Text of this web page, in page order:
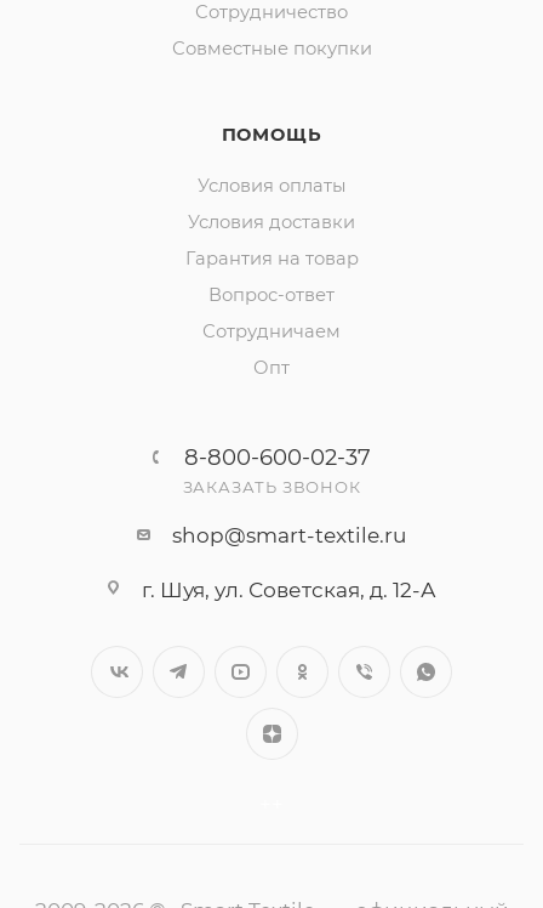
Сотрудничество
Совместные покупки
ПОМОЩЬ
Условия оплаты
Условия доставки
Гарантия на товар
Вопрос-ответ
Сотрудничаем
Опт
8-800-600-02-37
ЗАКАЗАТЬ ЗВОНОК
shop@smart-textile.ru
г. Шуя, ул. Советская, д. 12-А